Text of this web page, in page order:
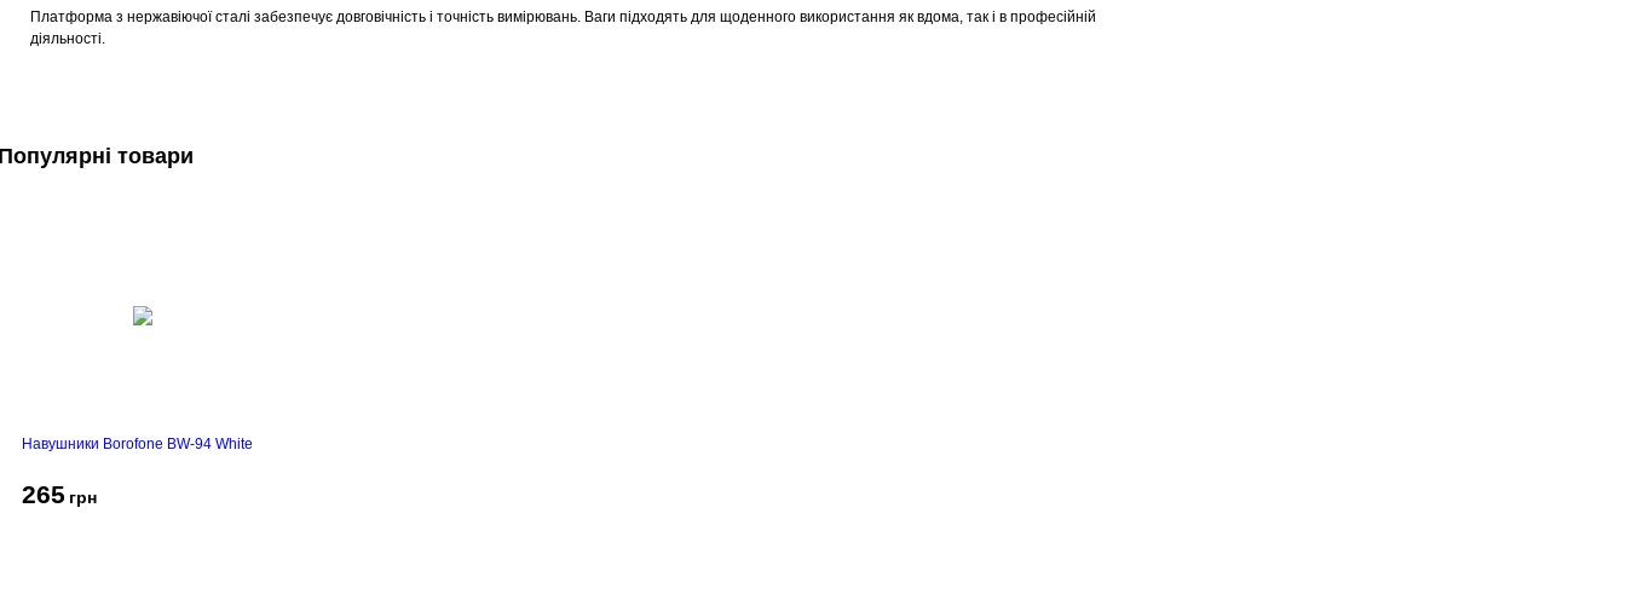
Платформа з нержавіючої сталі забезпечує довговічність і точність вимірювань. Ваги підходять для щоденного використання як вдома, так і в професійній
діяльності.
товари
Навушники Borofone BW-94 White
265 грн